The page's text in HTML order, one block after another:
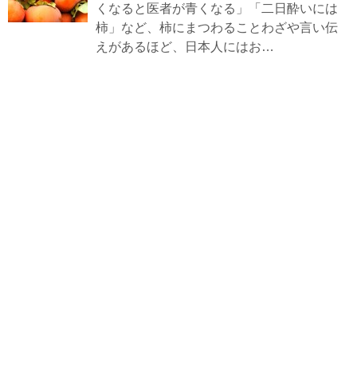
くなると医者が青くなる」「二日酔いには
柿」など、柿にまつわることわざや言い伝
えがあるほど、日本人にはお…